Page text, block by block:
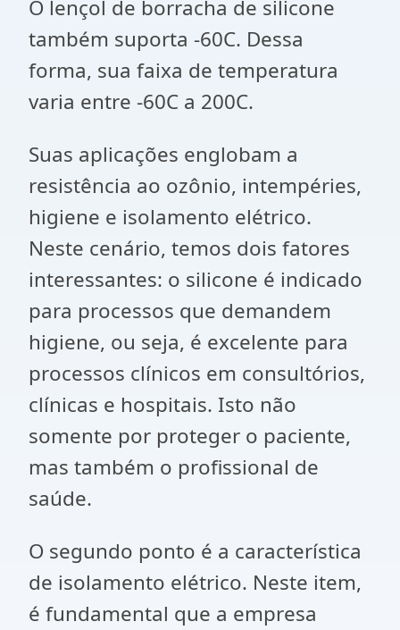
O lençol de borracha de silicone
também suporta -60C. Dessa
forma, sua faixa de temperatura
varia entre -60C a 200C.
Suas aplicações englobam a
resistência ao ozônio, intempéries,
higiene e isolamento elétrico.
Neste cenário, temos dois fatores
interessantes: o silicone é indicado
para processos que demandem
higiene, ou seja, é excelente para
processos clínicos em consultórios,
clínicas e hospitais. Isto não
somente por proteger o paciente,
mas também o profissional de
saúde.
O segundo ponto é a característica
de isolamento elétrico. Neste item,
é fundamental que a empresa